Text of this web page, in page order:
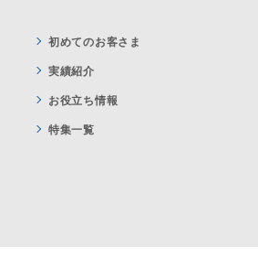
初めてのお客さま
実績紹介
お役立ち情報
特集一覧